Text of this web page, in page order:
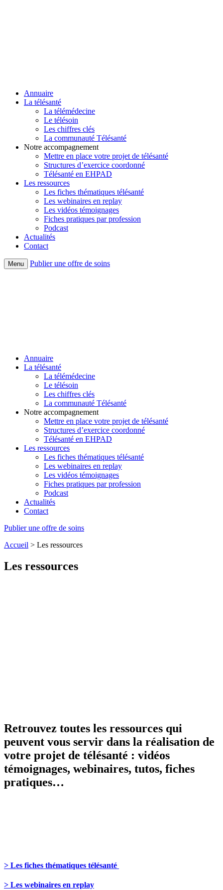
Annuaire
La télésanté
La télémédecine
Le télésoin
Les chiffres clés
La communauté Télésanté
Notre accompagnement
Mettre en place votre projet de télésanté
Structures d’exercice coordonné
Télésanté en EHPAD
Les ressources
Les fiches thématiques télésanté
Les webinaires en replay
Les vidéos témoignages
Fiches pratiques par profession
Podcast
Actualités
Contact
Menu Publier une offre de soins
Annuaire
La télésanté
La télémédecine
Le télésoin
Les chiffres clés
La communauté Télésanté
Notre accompagnement
Mettre en place votre projet de télésanté
Structures d’exercice coordonné
Télésanté en EHPAD
Les ressources
Les fiches thématiques télésanté
Les webinaires en replay
Les vidéos témoignages
Fiches pratiques par profession
Podcast
Actualités
Contact
Publier une offre de soins
Accueil > Les ressources
Les ressources
Retrouvez toutes les ressources qui
peuvent vous servir dans la réalisation de
votre projet de télésanté : vidéos
témoignages, webinaires, tutos, fiches
pratiques…
> Les fiches thématiques télésanté
> Les webinaires en replay